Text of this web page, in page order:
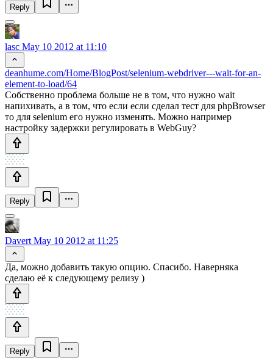
Reply
lasc May 10 2012 at 11:10
deanhume.com/Home/BlogPost/selenium-webdriver---wait-for-an-
element-to-load/64
Собственно проблема больше не в том, что нужно wait
напихивать, а в том, что если если сделал тест для phpBrowser
то для selenium его нужно изменять. Можно например
настройку задержки регулировать в WebGuy?
Reply
Davert May 10 2012 at 11:25
Да, можно добавить такую опцию. Спасибо. Наверняка
сделаю её к следующему релизу )
Reply